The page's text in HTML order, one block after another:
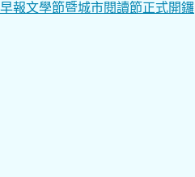
文
早報文學節暨城市閱讀節正式開鑼